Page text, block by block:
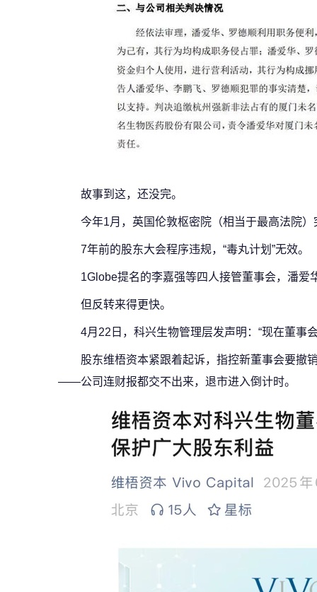
故事到这，还没完。
今年1月，英国伦敦枢密院（相当于最高法院）
7年前的股东大会程序违规，“毒丸计划”无效。
1Globe提名的李嘉强等四人接管董事会，潘爱
但反转来得更快。
4月22日，科兴生物管理层发声明：“现在董事
股东维梧资本紧跟着起诉，指控新董事会要撤
——公司连财报都交不出来，退市进入倒计时。